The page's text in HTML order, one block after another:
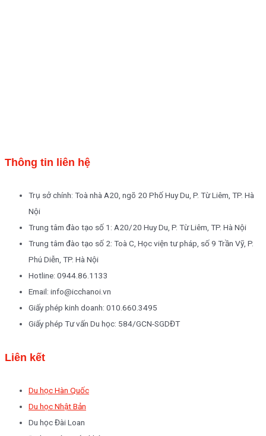
Thông tin liên hệ
Trụ sở chính: Toà nhà A20, ngõ 20 Phố Huy Du, P. Từ Liêm, TP. Hà
Nội
Trung tâm đào tạo số 1: A20/20 Huy Du, P. Từ Liêm, TP. Hà Nội
Trung tâm đào tạo số 2: Toà C, Học viện tư pháp, số 9 Trần Vỹ, P.
Phú Diễn, TP. Hà Nội
Hotline: 0944.86.1133
Email: info@icchanoi.vn
Giấy phép kinh doanh: 010.660.3495
Giấy phép Tư vấn Du học: 584/GCN-SGDĐT
Liên kết
Du học Hàn Quốc
Du học Nhật Bản
Du học Đài Loan